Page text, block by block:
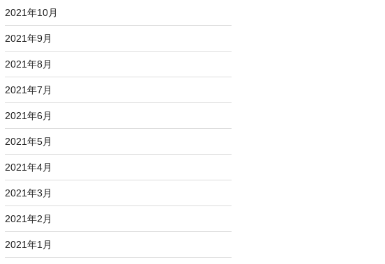
2021年10月
2021年9月
2021年8月
2021年7月
2021年6月
2021年5月
2021年4月
2021年3月
2021年2月
2021年1月